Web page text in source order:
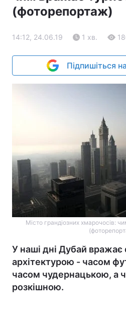
(фоторепортаж)
14:12, 24.06.19 1 хв.
Підпишіться
Місто грандіозних хмарочосів:
У наші дні Дубай
архітектурою - часом
часом чудернацькою, а
розкішною.